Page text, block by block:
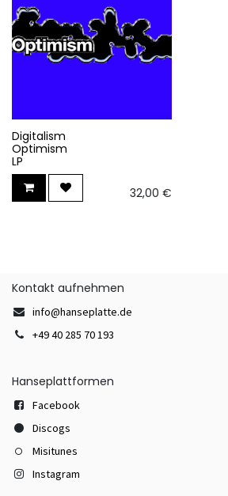
Digitalism
Optimism
LP
32,00 €
Kontakt aufnehmen
info@hanseplatte.de
+49 40 285 70 193
Hanseplattformen
Facebook
Discogs
Misitunes
Instagram